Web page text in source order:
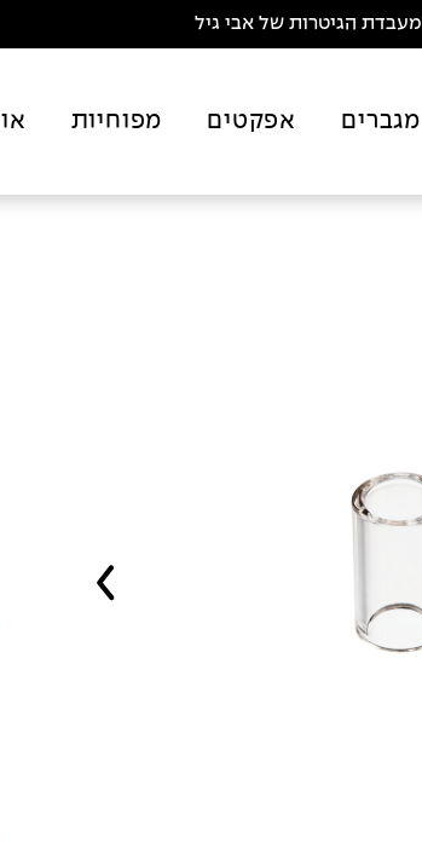
מעבדת הגיטרות של אבי גיל
מגברים אפקטים מפוחיות